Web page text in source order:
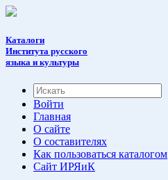
Каталоги
Института русского
языка и культуры
Войти
Главная
О сайте
О составителях
Как пользоваться каталогом
Cайт ИРЯиК